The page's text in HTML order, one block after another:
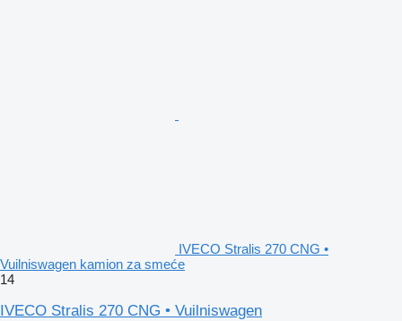
IVECO Stralis 270 CNG •
Vuilniswagen kamion za smeće
14
IVECO Stralis 270 CNG • Vuilniswagen